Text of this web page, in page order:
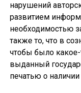
нарушений
развитием
необходимостью
также то, что в
чтобы было
выданный
печатью о наличии